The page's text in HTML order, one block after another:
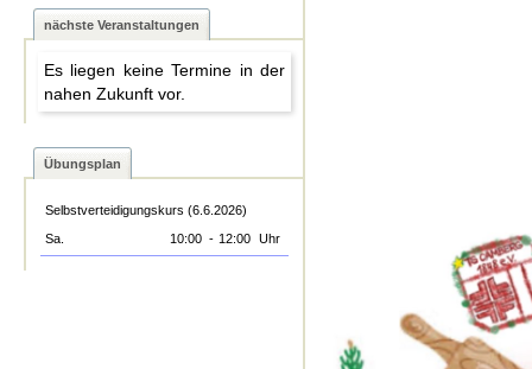
nächste Veranstaltungen
Es liegen keine Termine in der
nahen Zukunft vor.
Übungsplan
Selbstverteidigungskurs (6.6.2026)
Sa.
10:00 - 12:00 Uhr